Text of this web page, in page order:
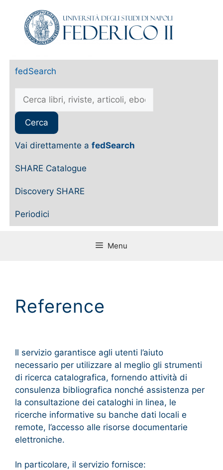
fedSearch
Vai direttamente a fedSearch
SHARE Catalogue
Discovery SHARE
Periodici
Menu
Reference
Il servizio garantisce agli utenti l’aiuto
necessario per utilizzare al meglio gli strumenti
di ricerca catalografica, fornendo attività di
consulenza bibliografica nonché assistenza per
la consultazione dei cataloghi in linea, le
ricerche informative su banche dati locali e
remote, l’accesso alle risorse documentarie
elettroniche.
In particolare, il servizio fornisce: